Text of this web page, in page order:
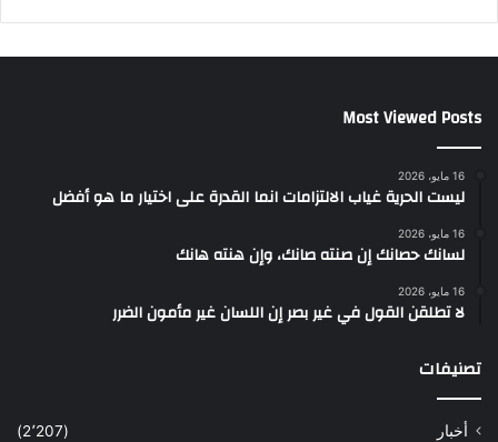
Most Viewed Posts
16 مايو، 2026
ليست الحرية غياب الالتزامات انما القدرة على اختيار ما هو أفضل
16 مايو، 2026
لسانك حصانك إن صنته صانك، وإن هنته هانك
16 مايو، 2026
لا تطلقن القول في غير بصر إن اللسان غير مأمون الضرر
تصنيفات
أخبار
(2٬207)